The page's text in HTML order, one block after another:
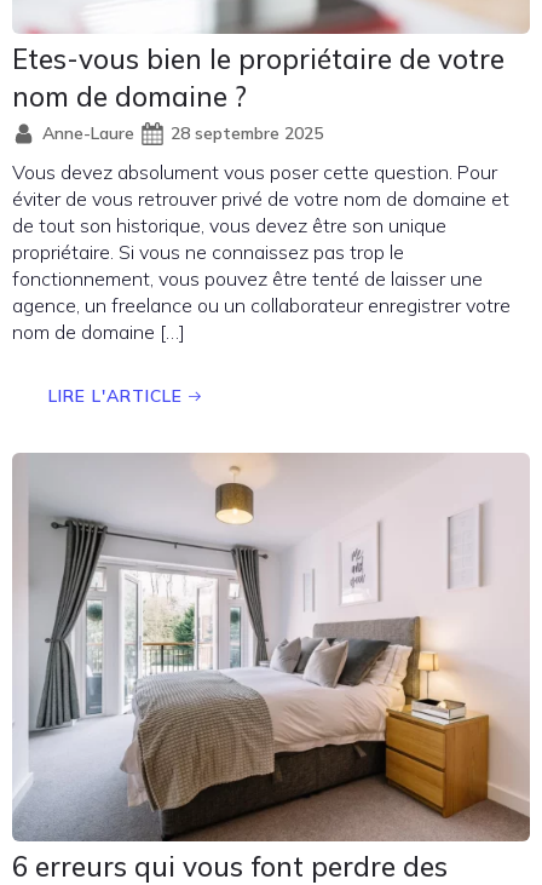
Etes-vous bien le propriétaire de votre
nom de domaine ?
Anne-Laure 28 septembre 2025
Vous devez absolument vous poser cette question. Pour
éviter de vous retrouver privé de votre nom de domaine et
de tout son historique, vous devez être son unique
propriétaire. Si vous ne connaissez pas trop le
fonctionnement, vous pouvez être tenté de laisser une
agence, un freelance ou un collaborateur enregistrer votre
nom de domaine […]
LIRE L'ARTICLE
6 erreurs qui vous font perdre des